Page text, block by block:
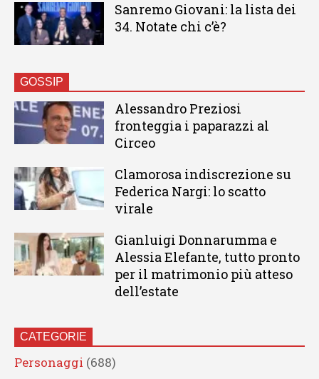
Sanremo Giovani: la lista dei
34. Notate chi c’è?
GOSSIP
Alessandro Preziosi
fronteggia i paparazzi al
Circeo
Clamorosa indiscrezione su
Federica Nargi: lo scatto
virale
Gianluigi Donnarumma e
Alessia Elefante, tutto pronto
per il matrimonio più atteso
dell’estate
CATEGORIE
Personaggi (688)